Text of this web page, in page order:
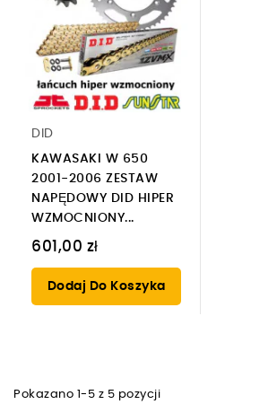
DID
KAWASAKI W 650
2001-2006 ZESTAW
NAPĘDOWY DID HIPER
WZMOCNIONY...
601,00 zł
Dodaj Do Koszyka
Pokazano 1-5 z 5 pozycji